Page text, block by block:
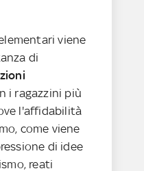
viene
di
i ragazzini più
l'affidabilità
come viene
di idee
reati